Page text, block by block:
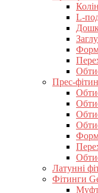
L-
Прес-
Латунні
Фітинги